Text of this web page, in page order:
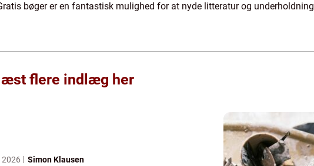
bøger er en fantastisk mulighed for at nyde litteratur og underholdning
flere indlæg her
2026 Simon Klausen